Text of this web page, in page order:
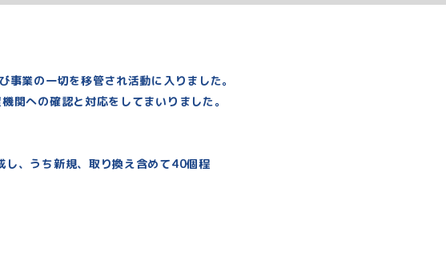
事業の一切を移管され活動に入りました。
への確認と対応をしてまいりました。
、うち新規、取り換え含めて40個程